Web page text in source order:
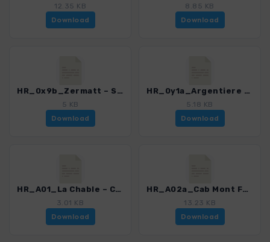
12.35 KB
Download
8.85 KB
Download
HR_0x9b_Zermatt – Stockhorn – Monte-RosaA_5919_2.gpx
5 KB
Download
HR_0y1a_Argentiere – Refuge Argentiere_B_5919_2.gpx
5.18 KB
Download
HR_A01_La Chable – Cab Mont Fort_5919_2.gpx
3.01 KB
Download
HR_A02a_Cab Mont Fort – Cab Dix_5919_2.gpx
13.23 KB
Download